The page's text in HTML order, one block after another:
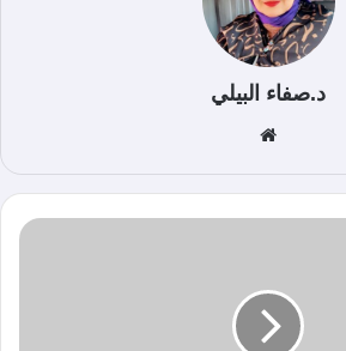
د.صفاء البيلي
الوي
ب